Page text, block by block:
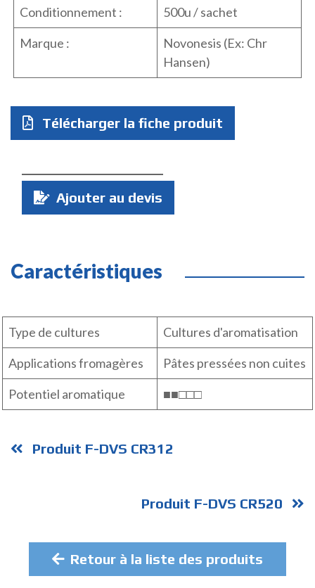
Conditionnement :
500u / sachet
Marque :
Novonesis (Ex: Chr
Hansen)
Télécharger la fiche produit
Quantité
Ajouter au devis
Caractéristiques
Type de cultures
Cultures d'aromatisation
Applications fromagères
Pâtes pressées non cuites
Potentiel aromatique
■■□□□
Produit F-DVS CR312
Produit F-DVS CR520
Retour à la liste des produits